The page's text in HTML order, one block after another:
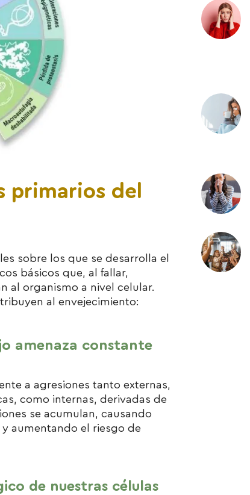
primarios del
sobre los que se desarrolla el
básicos que, al fallar,
al organismo a nivel celular.
al envejecimiento:
amenaza constante
a agresiones tanto externas,
como internas, derivadas de
se acumulan, causando
aumentando el riesgo de
de nuestras células